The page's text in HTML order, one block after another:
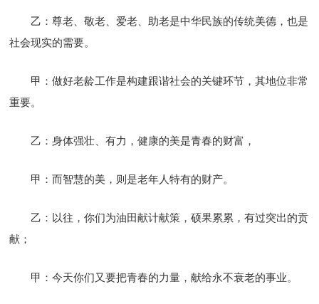
乙：尊老、敬老、爱老、助老是中华民族的传统美德，也是
社会现实的需要。
甲：做好老龄工作是构建跟谐社会的关键环节，其地位非常
重要。
乙：身体强壮、有力，健康的美是青春的财富，
甲：而智慧的美，则是老年人特有的财产。
乙：以往，你们为油田献计献策，硕果累累，有过突出的贡
献；
甲：今天你们又要把青春的力量，献给永不衰老的事业。